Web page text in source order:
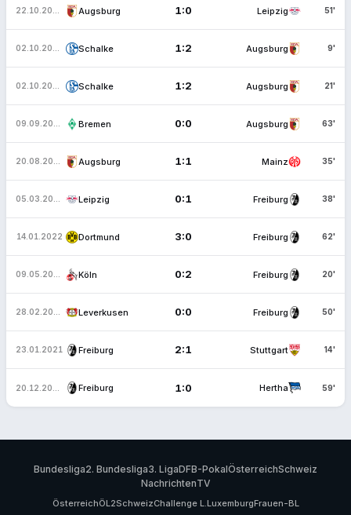
Augsburg 1:0 Leipzig 51'
Schalke 1:2 Augsburg 9'
Schalke 1:2 Augsburg 21'
Bremen 0:0 Augsburg 63'
Augsburg 1:1 Mainz 35'
Leipzig 0:1 Freiburg 38'
14.01.2022 Dortmund 3:0 Freiburg 62'
Köln 0:2 Freiburg 20'
Leverkusen 0:0 Freiburg 50'
23.01.2021 Freiburg 2:1 Stuttgart 14'
Freiburg 1:0 Hertha 59'
Bundesliga2. Bundesliga3. LigaDFB-PokalÖsterreichSchweiz
NachrichtenTV
ÖsterreichÖL2SchweizChallenge L.LuxemburgFrauen-BL